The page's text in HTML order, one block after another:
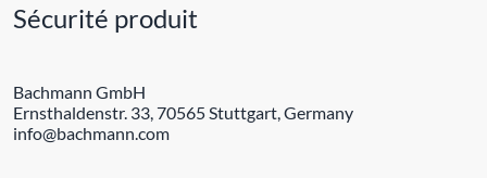
Sécurité produit
Bachmann GmbH
Ernsthaldenstr. 33, 70565 Stuttgart, Germany
info@bachmann.com